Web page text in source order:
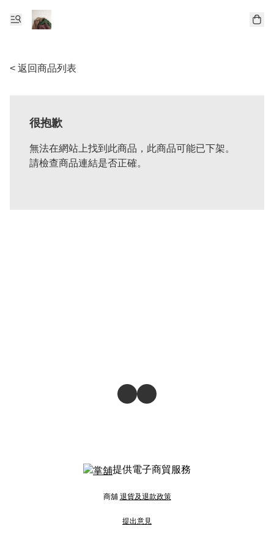
< 返回商品列表
很抱歉
無法在網站上找到此商品，此商品可能已下架。
請檢查商品連結是否正確。
提供電子商貿服務
商舖 退貨及退款政策
提出意見